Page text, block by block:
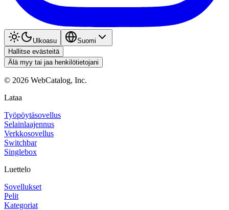
Ulkoasu
Suomi
Hallitse evästeitä
Älä myy tai jaa henkilötietojani
© 2026 WebCatalog, Inc.
Lataa
Työpöytäsovellus
Selainlaajennus
Verkkosovellus
Switchbar
Singlebox
Luettelo
Sovellukset
Pelit
Kategoriat